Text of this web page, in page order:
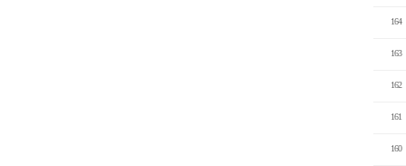
164
163
162
161
160